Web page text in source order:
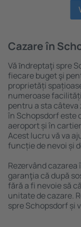
Cazare în
Vă ȋndreptaţi spre
fiecare buget şi
proprietăți
numeroase
pentru a sta
în Schopsdorf este
aeroport și în
Acest lucru vă va
funcție de nevoi și
Rezervând
garanţia că după
fără a fi nevoie să
unitate de cazare.
spre Schopsdorf și